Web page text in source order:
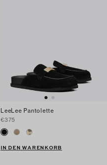
LeeLee Pantolette
€375
IN DEN WARENKORB